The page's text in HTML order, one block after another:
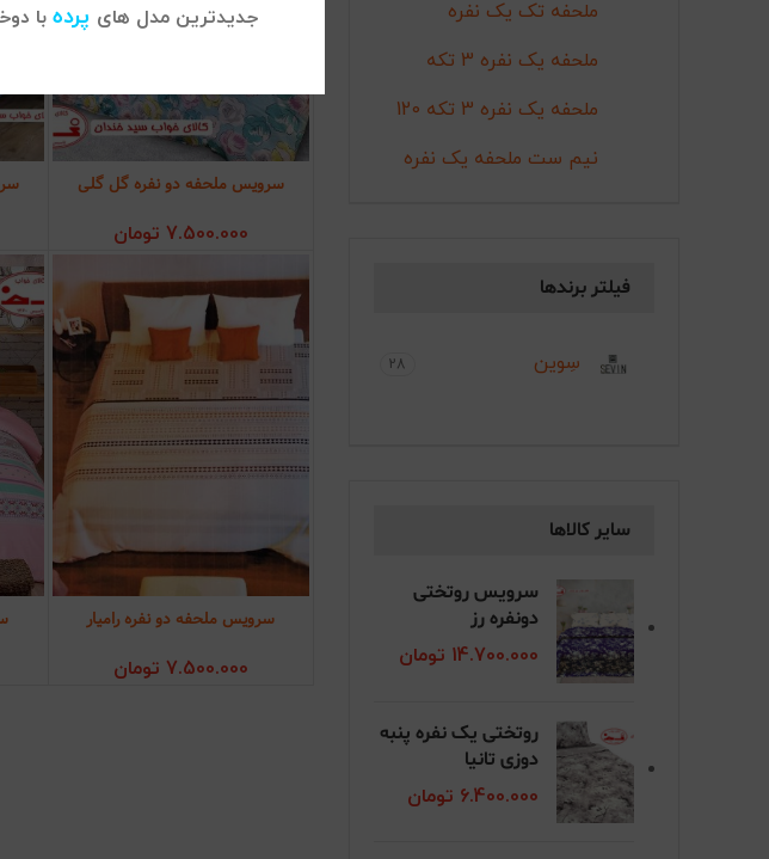
جدیدترین مدل های پرده با
ملحفه تک یک نفره
ملحفه یک نفره 3 تکه
ملحفه یک نفره 3 تکه 120
نیم ست ملحفه یک نفره
فیلتر برندها
سِوین 28
سایر کالاها
سرویس روتختی
دونفره رز
14.700.000 تومان
روتختی یک نفره پنبه
دوزی تانیا
6.400.000 تومان
افزودن به سبد خرید
سرویس ملحفه دو نفره گل گلی
7.500.000 تومان
افزودن به سبد خرید
سرویس ملحفه دو نفره رامیار
7.500.000 تومان